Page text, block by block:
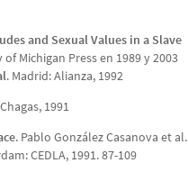
and Sexual Values in a Slave
Michigan Press en 1989 y 2003
. Madrid: Alianza, 1992
1991
. Pablo González Casanova et al.
CEDLA, 1991. 87-109